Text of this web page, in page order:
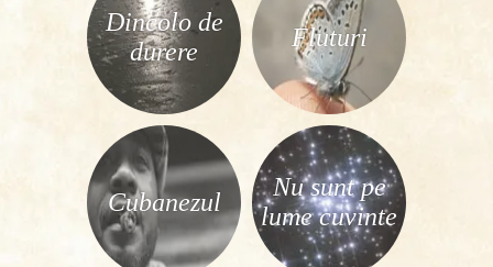
Dincolo de
durere
Fluturi
Cubanezul
Nu sunt pe
lume cuvinte